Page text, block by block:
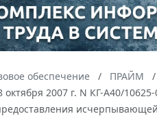
обеспечение ПРАЙМ
октября 2007 г. N КГ-А40/